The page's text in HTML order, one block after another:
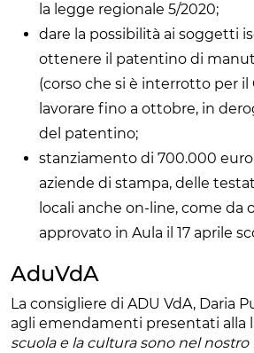
la legge regionale 5/2020;
dare la possibilità ai soggetti
ottenere il patentino di
(corso che si è interrotto per il
lavorare fino a ottobre, in
del patentino;
stanziamento di 700.000 euro
aziende di stampa, delle
locali anche on-line, come da
approvato in Aula il 17 aprile
AduVdA
La consigliere di ADU VdA, Daria
agli emendamenti presentati alla
scuola e la cultura sono nel nostro